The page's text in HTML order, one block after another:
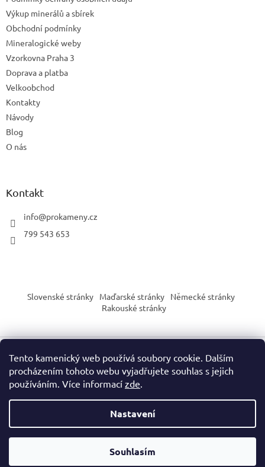
Tento kamenický web používá soubory cookie. Dalším
procházením tohoto webu vyjadřujete souhlas s jejich
používáním. Více informací zde.
Nastavení
Souhlasím
Výkup minerálů a sbírek
Obchodní podmínky
Mineralogické weby
Vzorkovna Praha 3
Doprava a platba
Velkoobchod
Kontakty
Návody
Blog
O nás
Kontakt
info@prokameny.cz
799 543 653
Slovenské stránky Maďarské stránky
Německé stránky
Rakouské stránky
Vytvořil Shoptet
Copyright 2026PROkameny.cz. Všechna práva vyhrazena.
Upozornění dle nařízení EU o bezpečnosti výrobků (GPSR):
dekorační účely. Nejsou určeny jako hračka ani pro děti do 3 let.
Zacházejte s každým produktem s ohledem na jeho specifické